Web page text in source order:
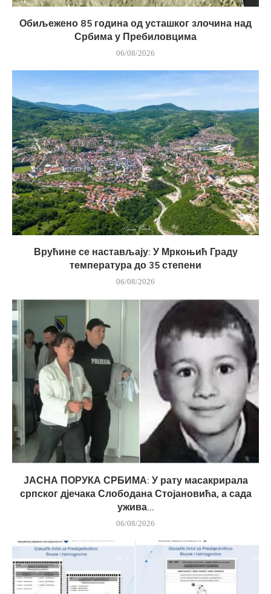
Обиљежено 85 година од усташког злочина над
Србима у Пребиловцима
06/08/2026
Врућине се настављају: У Мркоњић Граду
температура до 35 степени
06/08/2026
ЈАСНА ПОРУКА СРБИМА: У рату масакрирала
српског дјечака Слободана Стојановића, а сада
ужива...
06/08/2026